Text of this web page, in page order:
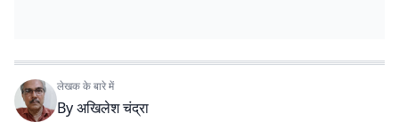
लेखक के बारे में
Byअखिलेश चंद्रा